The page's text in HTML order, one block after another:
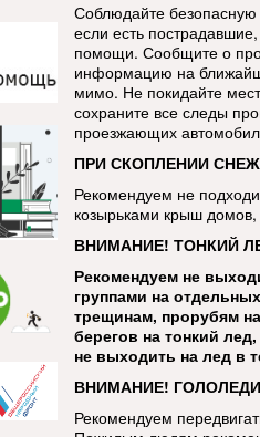
Соблюдайте
если есть
помощи. Сообщите о
информацию на
мимо. Не покидайте
сохраните все следы
проезжающих
ПРИ СКОПЛЕНИИ
Рекомендуем не
козырьками крыш домов,
ВНИМАНИЕ! ТОНКИЙ
Рекомендуем не
группами на
трещинам, прорубям
берегов на тонкий
не выходить на лед в
ВНИМАНИЕ!
Рекомендуем